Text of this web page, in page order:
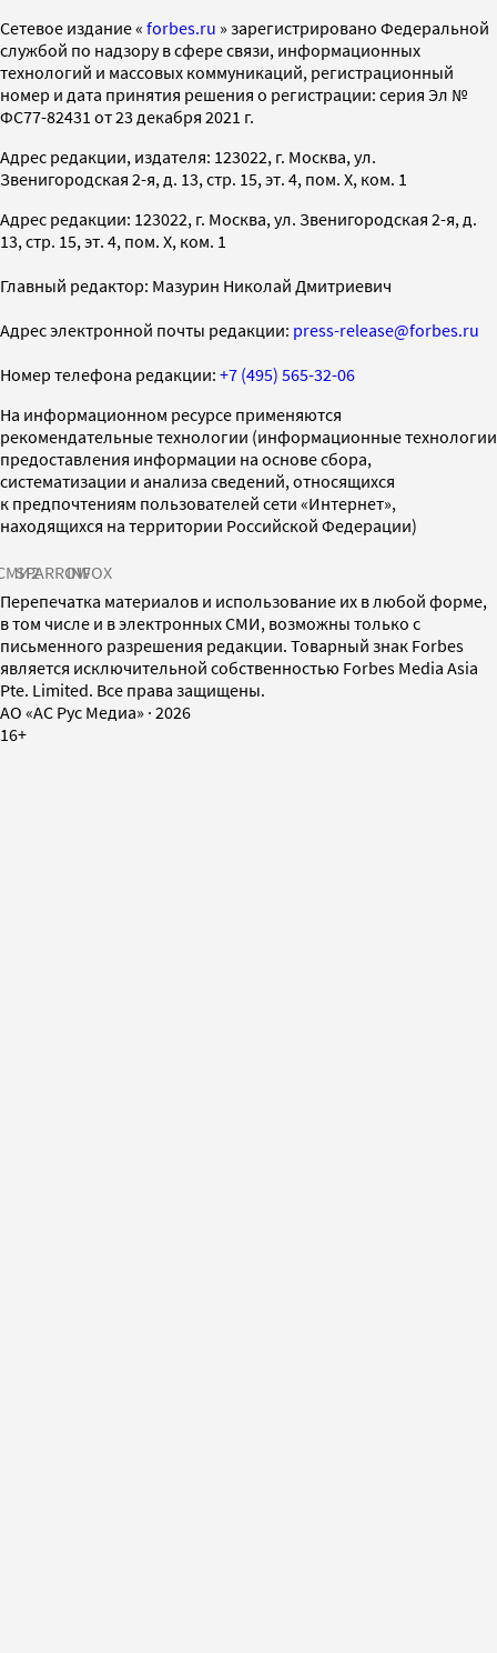
Cетевое издание « forbes.ru » зарегистрировано Федеральной
службой по надзору в сфере связи, информационных
технологий и массовых коммуникаций, регистрационный
номер и дата принятия решения о регистрации: серия Эл №
ФС77-82431 от 23 декабря 2021 г.
Адрес редакции, издателя: 123022, г. Москва, ул.
Звенигородская 2-я, д. 13, стр. 15, эт. 4, пом. X, ком. 1
Адрес редакции: 123022, г. Москва, ул. Звенигородская 2-я, д.
13, стр. 15, эт. 4, пом. X, ком. 1
Главный редактор: Мазурин Николай Дмитриевич
Адрес электронной почты редакции: press-release@forbes.ru
Номер телефона редакции: +7 (495) 565-32-06
На информационном ресурсе применяются
рекомендательные технологии (информационные технологии
предоставления информации на основе сбора,
систематизации и анализа сведений, относящихся
к предпочтениям пользователей сети «Интернет»,
находящихся на территории Российской Федерации)
SPARROWINFOX
Перепечатка материалов и использование их в любой форме,
в том числе и в электронных СМИ, возможны только с
письменного разрешения редакции. Товарный знак Forbes
является исключительной собственностью Forbes Media Asia
Pte. Limited. Все права защищены.
AO «АС Рус Медиа» · 2026
16+